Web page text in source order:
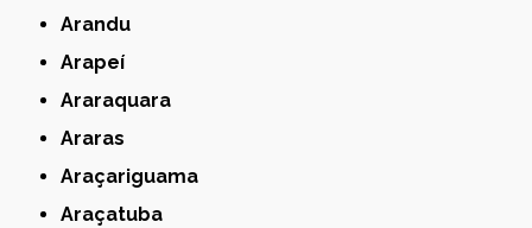
Arandu
Arapeí
Araraquara
Araras
Araçariguama
Araçatuba